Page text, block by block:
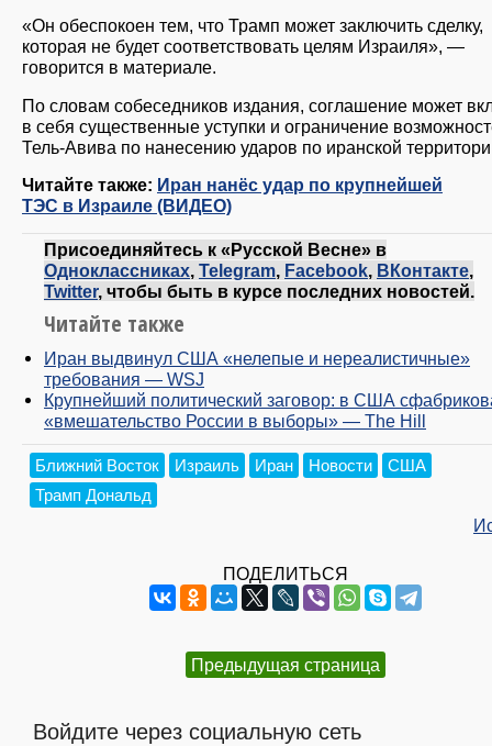
«Он обеспокоен тем, что Трамп может заключить сделку,
которая не будет соответствовать целям Израиля», —
говорится в материале.
По словам собеседников издания, соглашение может
в себя существенные уступки и ограничение
Тель-Авива по нанесению ударов по иранской
Читайте также: Иран нанёс удар по крупнейшей
ТЭС в Израиле (ВИДЕО)
Присоединяйтесь к «Русской Весне» в
Одноклассниках, Telegram, Facebook, ВКонтакте,
Twitter, чтобы быть в курсе последних новостей.
Читайте также
Иран выдвинул США «нелепые и нереалистичные»
требования — WSJ
Крупнейший политический заговор: в США
«вмешательство России в выборы» — The Hill
Ближний Восток Израиль Иран Новости
США
Трамп Дональд
ПОДЕЛИТЬСЯ
Предыдущая страница
Войдите через социальную сеть